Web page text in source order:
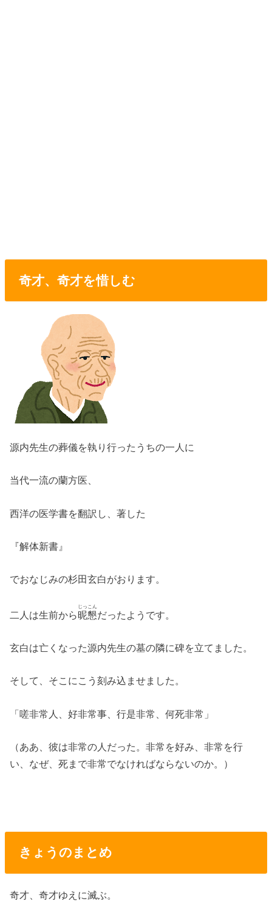
奇才、奇才を惜しむ
源内先生の葬儀を執り行ったうちの一人に
当代一流の蘭方医、
西洋の医学書を翻訳し、著した
『解体新書』
でおなじみの杉田玄白がおります。
二人は生前から昵懇
じっこん
だったようです。
玄白は亡くなった源内先生の墓の隣に碑を立てました。
そして、そこにこう刻み込ませました。
「嗟非常人、好非常事、行是非常、何死非常」
（ああ、彼は非常の人だった。非常を好み、非常を行
い、なぜ、死まで非常でなければならないのか。）
きょうのまとめ
奇才、奇才ゆえに滅ぶ。